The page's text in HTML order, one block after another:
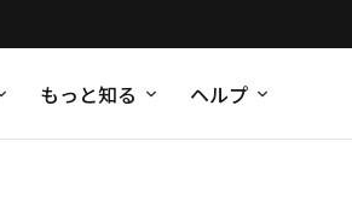
もっと知る ヘルプ